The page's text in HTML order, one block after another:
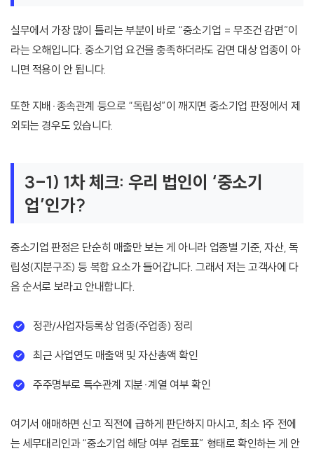
실무에서 가장 많이 틀리는 부분이 바로 “중소기업 = 무조건 감면”이
라는 오해입니다. 중소기업 요건을 충족하더라도 감면 대상 업종이 아
니면 적용이 안 됩니다.
또한 지배·종속관계 등으로 “독립성”이 깨지면 중소기업 판정에서 제
외되는 경우도 있습니다.
3-1) 1차 체크: 우리 법인이 ‘중소기
업’인가?
중소기업 판정은 단순히 매출만 보는 게 아니라 업종별 기준, 자산, 독
립성(지분구조) 등 복합 요소가 들어갑니다. 그래서 저는 고객사에 다
음 순서로 보라고 안내합니다.
정관/사업자등록상 업종(주업종) 정리
최근 사업연도 매출액 및 자산총액 확인
주주명부로 특수관계 지분·계열 여부 확인
여기서 애매하면 신고 직전에 급하게 판단하지 마시고, 최소 1주 전에
는 세무대리인과 “중소기업 해당 여부 검토표” 형태로 확인하는 게 안